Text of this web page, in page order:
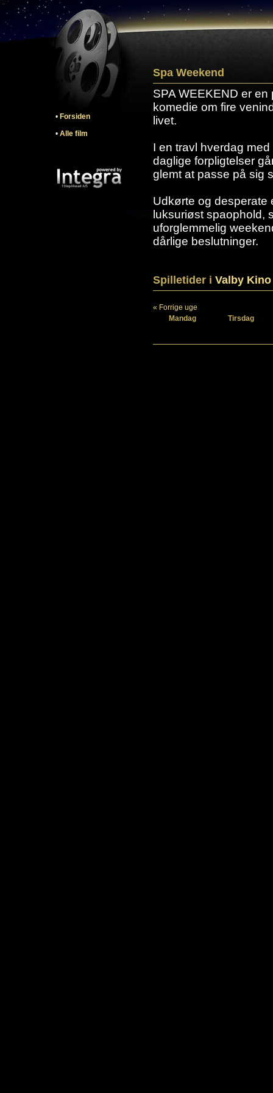
• Forsiden
• Alle film
Spa Weekend
SPA WEEKEND er
komedie om fire
livet.
I en travl hverdag
daglige forpligtelser
glemt at passe på sig
Udkørte og desperate
luksuriøst spaophold,
uforglemmelig
dårlige beslutninger.
Spilletider i Valby Kino
« Forrige uge
Mandag
Tirsdag